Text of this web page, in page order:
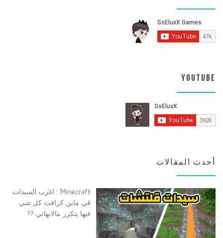
YOUTUBE
أحدث المقالات
Minecraft : اغرب السيدات
في ماين كرافت كل شي
فيها يتكرر مالانهائي ??